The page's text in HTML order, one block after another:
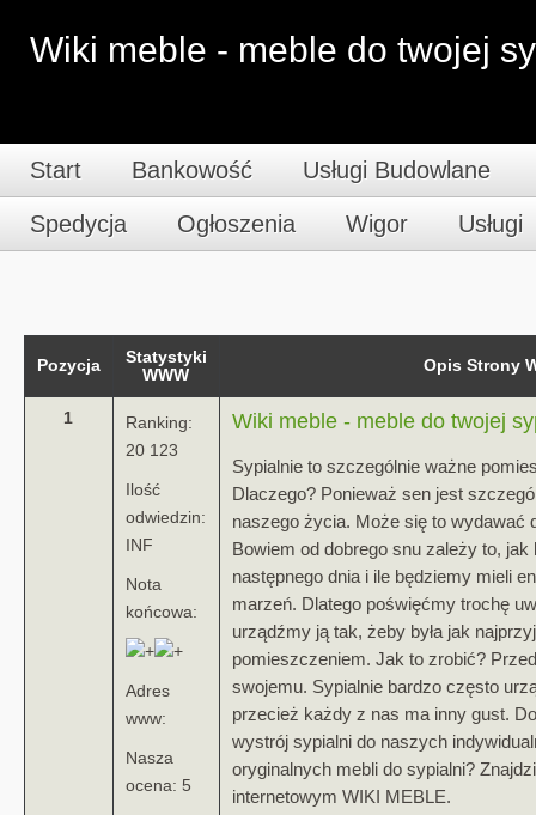
Wiki meble - meble do twojej
Start Bankowość Usługi Budowlane
Spedycja Ogłoszenia Wigor Usługi
Pozycja
Statystyki
WWW
Opis Strony
1
Ranking:
20 123
Ilość
odwiedzin:
INF
Nota
końcowa:
Adres
www:
Nasza
ocena: 5
Wiki meble - meble do twojej
Sypialnie to szczególnie ważne
Dlaczego? Ponieważ sen jest
naszego życia. Może się to wydawać
Bowiem od dobrego snu zależy to,
następnego dnia i ile będziemy mieli
marzeń. Dlatego poświęćmy trochę
urządźmy ją tak, żeby była jak
pomieszczeniem. Jak to zrobić?
swojemu. Sypialnie bardzo często
przecież każdy z nas ma inny gust.
wystrój sypialni do naszych
oryginalnych mebli do sypialni?
internetowym WIKI MEBLE.